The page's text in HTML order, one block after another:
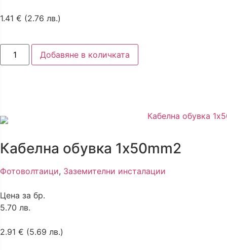
1.41 € (2.76 лв.)
Добавяне в количката
Кабелна обувка 1x50mm2
Фотоволтаици, Заземителни инсталации
Цена за бр.
5.70 лв.
2.91 € (5.69 лв.)